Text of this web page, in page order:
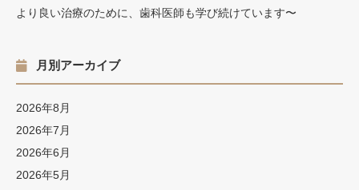
より良い治療のために、歯科医師も学び続けています〜
月別アーカイブ
2026年8月
2026年7月
2026年6月
2026年5月